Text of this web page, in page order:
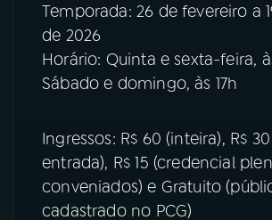
Temporada: 26 de fevereiro a
de 2026
Horário: Quinta e sexta-feira,
Sábado e domingo, às 17h
Ingressos: R$ 60 (inteira), R$
entrada), R$ 15 (credencial
conveniados) e Gratuito
cadastrado no PCG)